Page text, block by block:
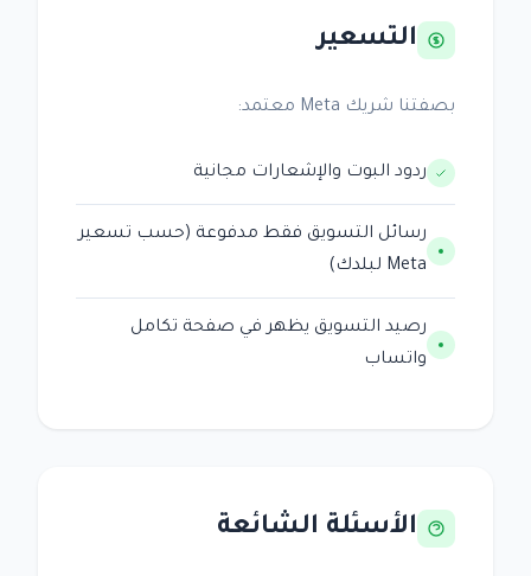
التسعير
بصفتنا شريك Meta معتمد:
ردود البوت والإشعارات مجانية
رسائل التسويق فقط مدفوعة (حسب تسعير
Meta لبلدك)
رصيد التسويق يظهر في صفحة تكامل
واتساب
الأسئلة الشائعة